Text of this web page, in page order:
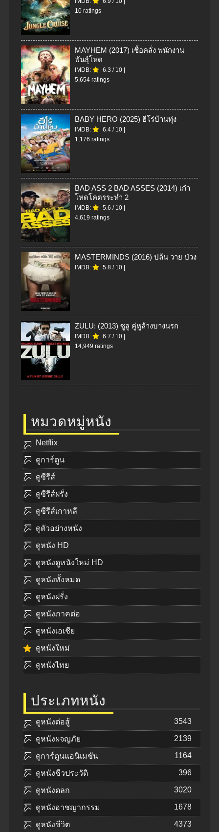
10 ratings
MAYHEM (2017) เชื้อคลั่ง พนักงาน
พันธุ์โหด
IMDB: 6.3 / 10 |
5,654 ratings
BABY HERO (2025) ฮีโร่บ้านทุ่ง
IMDB: 6.4 / 10 |
1,176 ratings
BAD ASS 2 BAD ASSES (2014) เก๋า
โหดโคตรระห่ำ 2
IMDB: 5.6 / 10 |
4,619 ratings
MASTERMINDS (2016) ปล้น วาย ป่วง
IMDB: 5.8 / 10 |
ZULU: (2013) ซูลู คู่หูล้างบางนรก
IMDB: 6.7 / 10 |
14,949 ratings
หมวดหมู่หนัง
Netflix
ดูการ์ตูน
ดูซีรีส์
ดูซีรีส์ฝรั่ง
ดูซีรีส์เกาหลี
ดูตัวอย่างหนัง
ดูหนัง HD
ดูหนังดูหนังใหม่ HD
ดูหนังทั้งหมด
ดูหนังฝรั่ง
ดูหนังภาคต่อ
ดูหนังเอเชีย
ดูหนังใหม่
ดูหนังไทย
ประเภทหนัง
ดูหนังต่อสู้ 3543
ดูหนังผจญภัย 2139
ดูการ์ตูนแอนิเมชัน 1164
ดูหนังชีวประวัติ 396
ดูหนังตลก 3020
ดูหนังอาชญากรรม 1678
ดูหนังชีวิต 4373